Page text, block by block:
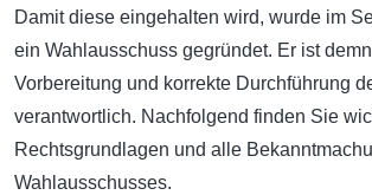
Damit diese eingehalten wird, wurde im
ein Wahlausschuss gegründet. Er ist
Vorbereitung und korrekte Durchführung
verantwortlich. Nachfolgend finden Sie
Rechtsgrundlagen und alle
Wahlausschusses.